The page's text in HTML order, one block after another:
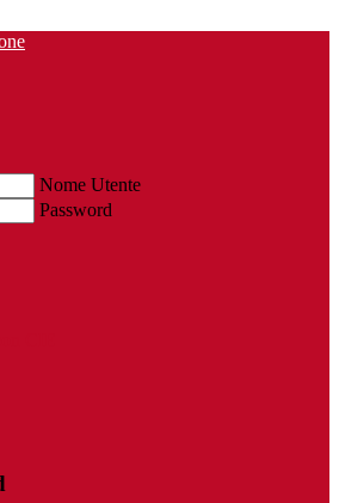
Nome Utente
Password